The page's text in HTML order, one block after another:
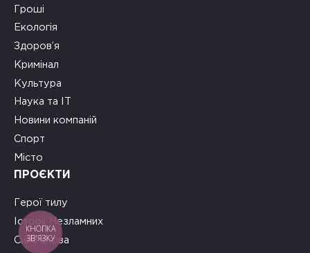
Гроші
Екологія
Здоров’я
Кримінал
Культура
Наука та ІТ
Новини компаній
Спорт
Місто
ПРОЄКТИ
Герої тилу
Історії Незламних
Сила слова
КНОПКА
ЗВ'ЯЗКУ